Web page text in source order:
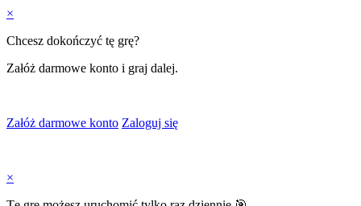
×
Chcesz dokończyć tę grę?
Załóż darmowe konto i graj dalej.
Załóż darmowe konto Zaloguj się
×